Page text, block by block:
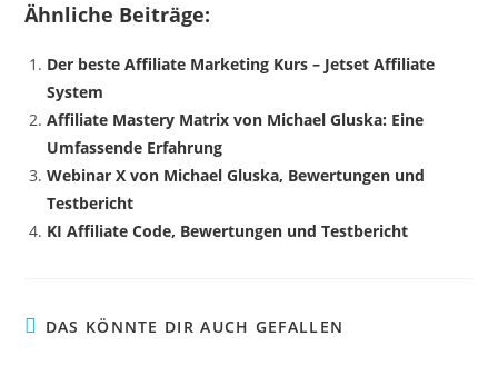
Ähnliche Beiträge:
Der beste Affiliate Marketing Kurs – Jetset Affiliate
System
Affiliate Mastery Matrix von Michael Gluska: Eine
Umfassende Erfahrung
Webinar X von Michael Gluska, Bewertungen und
Testbericht
KI Affiliate Code, Bewertungen und Testbericht
DAS KÖNNTE DIR AUCH GEFALLEN